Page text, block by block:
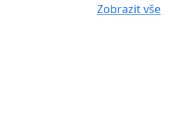
Zobrazit vše